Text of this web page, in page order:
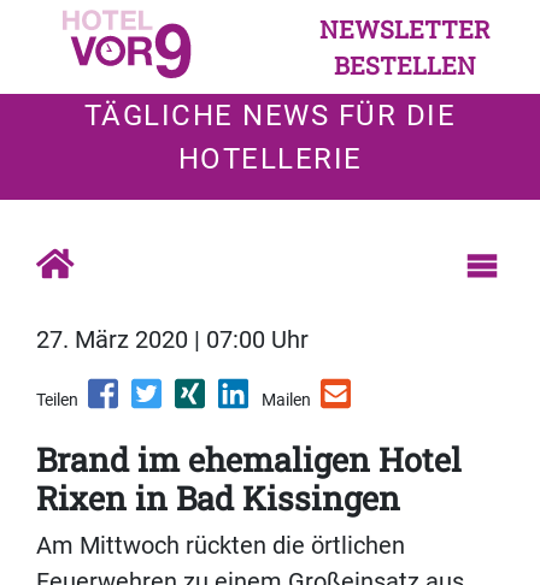
NEWSLETTER
BESTELLEN
TÄGLICHE NEWS FÜR DIE
HOTELLERIE
27. März 2020 | 07:00 Uhr
Teilen Mailen
Brand im ehemaligen Hotel
Rixen in Bad Kissingen
Am Mittwoch rückten die örtlichen